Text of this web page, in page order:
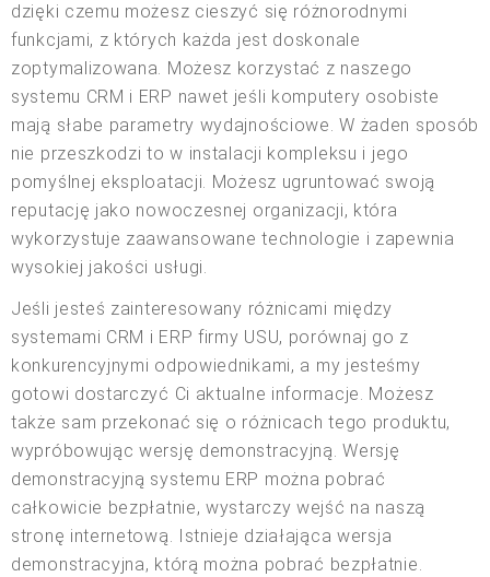
dzięki czemu możesz cieszyć się różnorodnymi
funkcjami, z których każda jest doskonale
zoptymalizowana. Możesz korzystać z naszego
systemu CRM i ERP nawet jeśli komputery osobiste
mają słabe parametry wydajnościowe. W żaden sposób
nie przeszkodzi to w instalacji kompleksu i jego
pomyślnej eksploatacji. Możesz ugruntować swoją
reputację jako nowoczesnej organizacji, która
wykorzystuje zaawansowane technologie i zapewnia
wysokiej jakości usługi.
Jeśli jesteś zainteresowany różnicami między
systemami CRM i ERP firmy USU, porównaj go z
konkurencyjnymi odpowiednikami, a my jesteśmy
gotowi dostarczyć Ci aktualne informacje. Możesz
także sam przekonać się o różnicach tego produktu,
wypróbowując wersję demonstracyjną. Wersję
demonstracyjną systemu ERP można pobrać
całkowicie bezpłatnie, wystarczy wejść na naszą
stronę internetową. Istnieje działająca wersja
demonstracyjna, którą można pobrać bezpłatnie.